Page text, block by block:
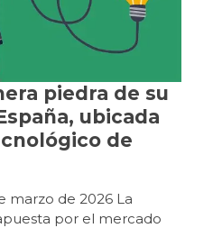
piedra de su
ubicada
de
marzo de 2026 La
por el mercado